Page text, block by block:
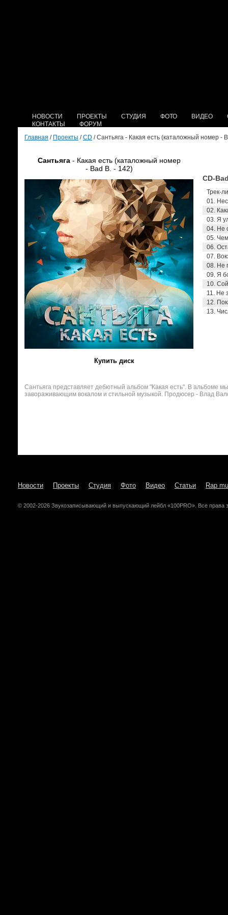
НОВОСТИ ПРОЕКТЫ СТУДИЯ ФОТО ВИДЕО
КОНТАКТЫ
ФОРУМ
Главная / Проекты /CD / Сантьяга - Какая есть (каталожный номер -
Сантьяга - Какая есть (каталожный номер
- Bad B. - 142)
Купить диск
CD-
Трек-
01.
02.
03. Я
04. Не
05.
06.
07.
08. Не
09. Я
10.
11. Не
12.
13.
Сантьяга представляет дебютный альбом "Какая есть". В альбоме
завораживающим вокалом и стильной музыкой. Продюсер - Влад
Новости Проекты Студия Фото Видео Статьи Rap
© 2002-2026 Звукозаписывающий и выпускающий лейбл «100PRO». Все